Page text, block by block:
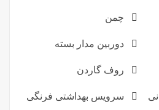
چمن
دوربین مدار بسته
روف گاردن
سرویس بهداشتی فرنگی